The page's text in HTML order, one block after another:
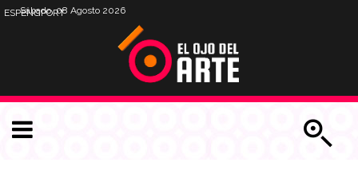
Sábado, 08 Agosto 2026
ESPENGPORT